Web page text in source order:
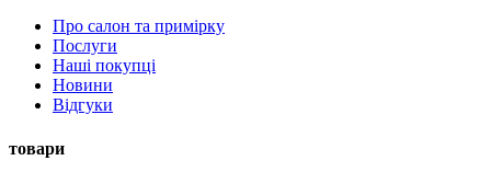
Про салон та примірку
Послуги
Наші покупці
Новини
Відгуки
товари